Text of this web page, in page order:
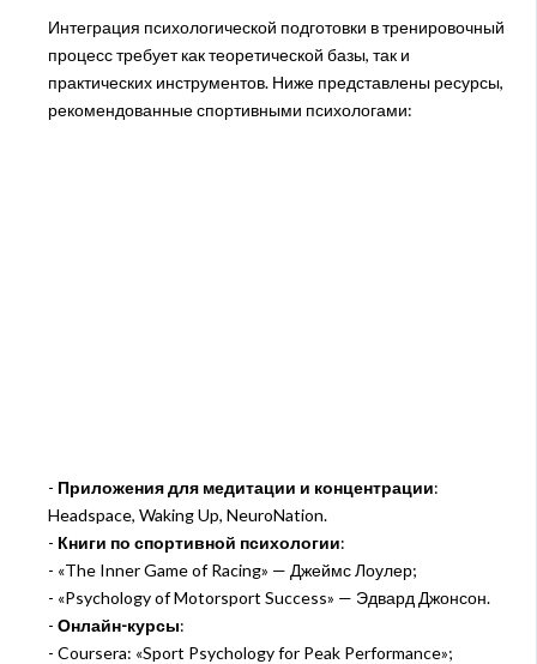
Интеграция психологической подготовки в тренировочный
процесс требует как теоретической базы, так и
практических инструментов. Ниже представлены ресурсы,
рекомендованные спортивными психологами:
- Приложения для медитации и концентрации:
Headspace, Waking Up, NeuroNation.
- Книги по спортивной психологии:
- «The Inner Game of Racing» — Джеймс Лоулер;
- «Psychology of Motorsport Success» — Эдвард Джонсон.
- Онлайн-курсы:
- Coursera: «Sport Psychology for Peak Performance»;